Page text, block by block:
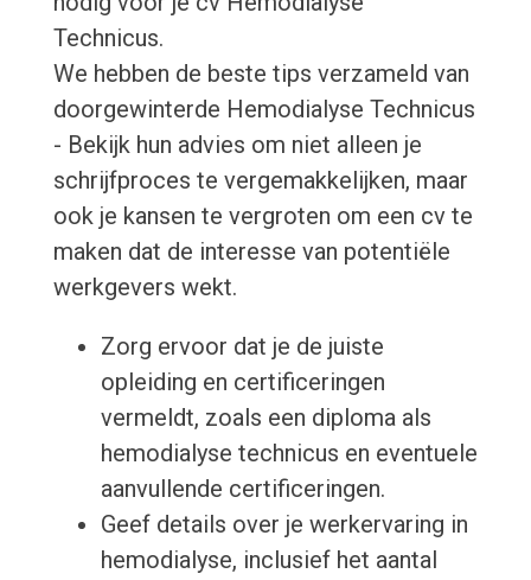
Technicus.
We hebben de beste tips verzameld van
doorgewinterde Hemodialyse Technicus
- Bekijk hun advies om niet alleen je
schrijfproces te vergemakkelijken, maar
ook je kansen te vergroten om een cv te
maken dat de interesse van potentiële
werkgevers wekt.
Zorg ervoor dat je de juiste
opleiding en certificeringen
vermeldt, zoals een diploma als
hemodialyse technicus en eventuele
aanvullende certificeringen.
Geef details over je werkervaring in
hemodialyse, inclusief het aantal